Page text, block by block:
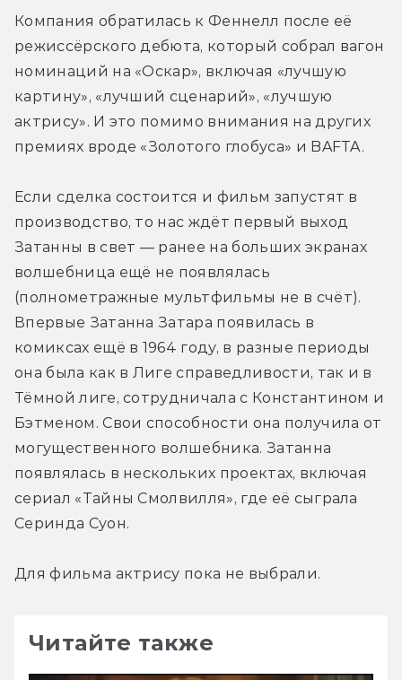
Компания обратилась к Феннелл после её
режиссёрского дебюта, который собрал вагон
номинаций на «Оскар», включая «лучшую
картину», «лучший сценарий», «лучшую
актрису». И это помимо внимания на других
премиях вроде «Золотого глобуса» и BAFTA.
Если сделка состоится и фильм запустят в
производство, то нас ждёт первый выход
Затанны в свет — ранее на больших экранах
волшебница ещё не появлялась
(полнометражные мультфильмы не в счёт).
Впервые Затанна Затара появилась в
комиксах ещё в 1964 году, в разные периоды
она была как в Лиге справедливости, так и в
Тёмной лиге, сотрудничала с Константином и
Бэтменом. Свои способности она получила от
могущественного волшебника. Затанна
появлялась в нескольких проектах, включая
сериал «Тайны Смолвилля», где её сыграла
Серинда Суон.
Для фильма актрису пока не выбрали.
Читайте также